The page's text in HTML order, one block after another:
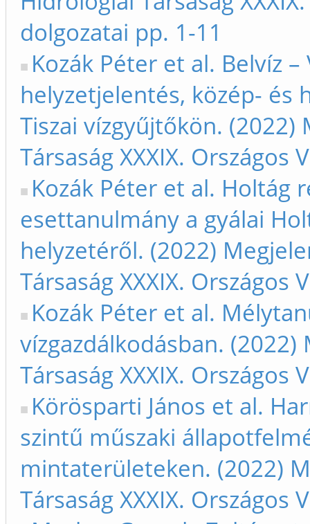
dolgozatai pp. 1-11
Kozák Péter et al. Belvíz
helyzetjelentés, közép- és
Tiszai vízgyűjtőkön.
Társaság XXXIX.
Kozák Péter et al. Holtág
esettanulmány a gyálai
helyzetéről. (2022)
Társaság XXXIX.
Kozák Péter et al.
vízgazdálkodásban.
Társaság XXXIX.
Körösparti János et al.
szintű műszaki
mintaterületeken. (2022)
Társaság XXXIX.